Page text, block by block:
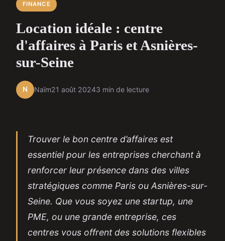
FINANCE
Location idéale : centre
d'affaires à Paris et Asnières-
sur-Seine
N Naïm21 août 20243 min de lecture
Trouver le bon centre d’affaires est
essentiel pour les entreprises cherchant à
renforcer leur présence dans des villes
stratégiques comme Paris ou Asnières-sur-
Seine. Que vous soyez une startup, une
PME, ou une grande entreprise, ces
centres vous offrent des solutions flexibles